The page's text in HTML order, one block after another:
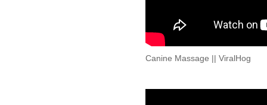
Canine Massage || ViralHog